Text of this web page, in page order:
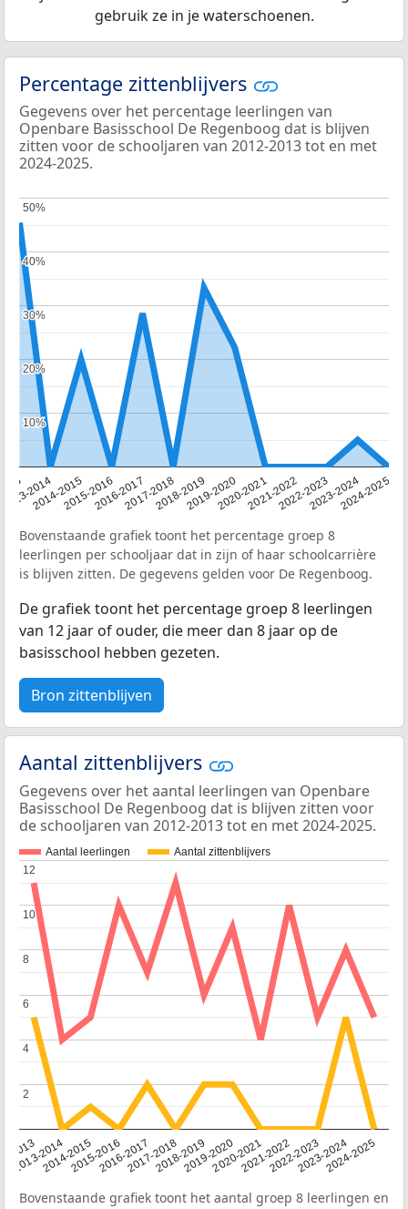
gebruik ze in je waterschoenen.
Percentage zittenblijvers
Gegevens over het percentage leerlingen van
Openbare Basisschool De Regenboog dat is blijven
zitten voor de schooljaren van 2012-2013 tot en met
2024-2025.
2013-20142014-20152015-20162016-20172017-20182018-20192019-20202020-20212021-20222022-20232023-20242024-2025
10%
10%
20%
20%
30%
30%
40%
40%
50%
50%
Bovenstaande grafiek toont het percentage groep 8
leerlingen per schooljaar dat in zijn of haar schoolcarrière
is blijven zitten. De gegevens gelden voor De Regenboog.
De grafiek toont het percentage groep 8 leerlingen
van 12 jaar of ouder, die meer dan 8 jaar op de
basisschool hebben gezeten.
Bron zittenblijven
Aantal zittenblijvers
Gegevens over het aantal leerlingen van Openbare
Basisschool De Regenboog dat is blijven zitten voor
de schooljaren van 2012-2013 tot en met 2024-2025.
Aantal leerlingen Aantal zittenblijvers
2013
2013-2014
2014-20152015-20162016-20172017-20182018-20192019-20202020-20212021-20222022-20232023-20242024-2025
2
2
4
4
6
6
8
8
10
10
12
12
Bovenstaande grafiek toont het aantal groep 8 leerlingen en